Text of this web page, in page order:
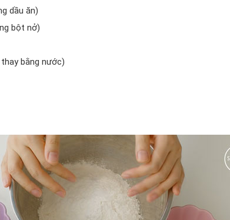
dầu ăn)
bột nở)
bằng nước)